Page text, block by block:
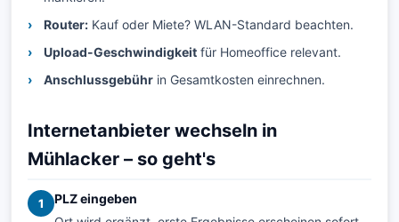
Router: Kauf oder Miete? WLAN-Standard beachten.
Upload-Geschwindigkeit für Homeoffice relevant.
Anschlussgebühr in Gesamtkosten einrechnen.
Internetanbieter wechseln in
Mühlacker – so geht's
1
PLZ eingeben